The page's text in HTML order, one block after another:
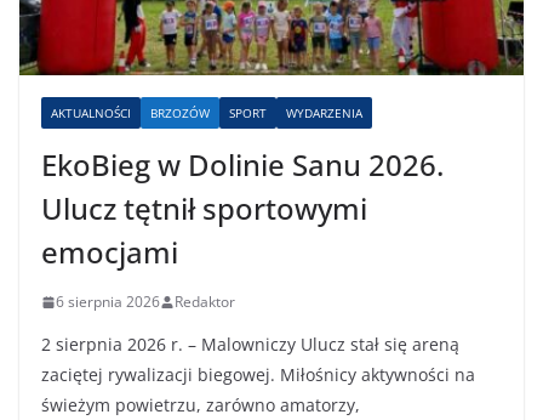
AKTUALNOŚCI BRZOZÓW SPORT WYDARZENIA
EkoBieg w Dolinie Sanu 2026.
Ulucz tętnił sportowymi
emocjami
6 sierpnia 2026 Redaktor
2 sierpnia 2026 r. – Malowniczy Ulucz stał się areną
zaciętej rywalizacji biegowej. Miłośnicy aktywności na
świeżym powietrzu, zarówno amatorzy,